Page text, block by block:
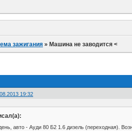
зажигания »Машина не заводится <
19:32
авто - Ауди 80 Б2 1.6 дизель (переходная).